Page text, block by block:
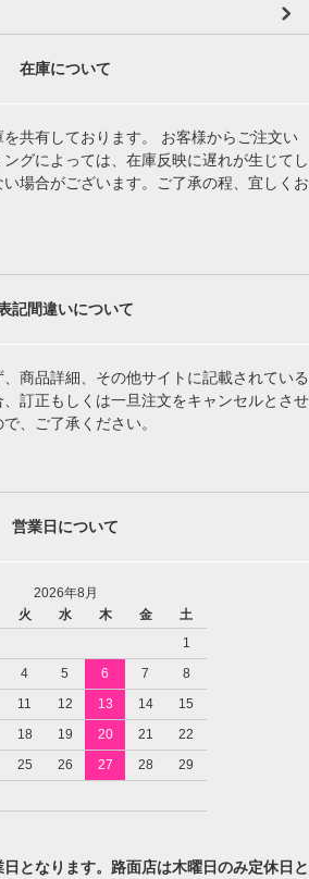
在庫について
共有しております。 お客様からご注文い
グによっては、在庫反映に遅れが生じてし
場合がございます。ご了承の程、宜しくお
記間違いについて
商品詳細、その他サイトに記載されている
訂正もしくは一旦注文をキャンセルとさせ
、ご了承ください。
営業日について
2026年8月
火 水 木 金
土
1
4 5 6 7
8
11 12 13 14
15
18 19 20 21
22
25 26 27 28
29
となります。路面店は木曜日のみ定休日と